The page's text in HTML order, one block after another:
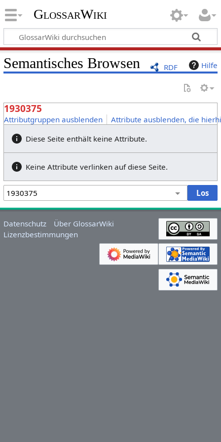
GlossarWiki
RDF Hilfe
Semantisches Browsen
1930375
Attributgruppen ausblenden
Attribute ausblenden, die
Diese Seite enthält keine Attribute.
Keine Attribute verlinken auf diese Seite.
Datenschutz
Über GlossarWiki
Lizenzbestimmungen